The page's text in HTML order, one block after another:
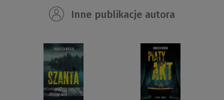
Inne publikacje autora